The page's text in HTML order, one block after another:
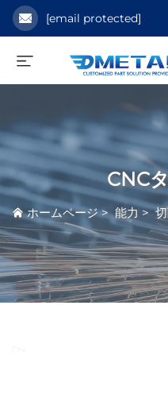
[email protected]
CNC
ホームページ>能力 >